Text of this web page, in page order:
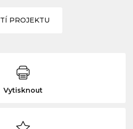
PROJEKTU
Vytisknout